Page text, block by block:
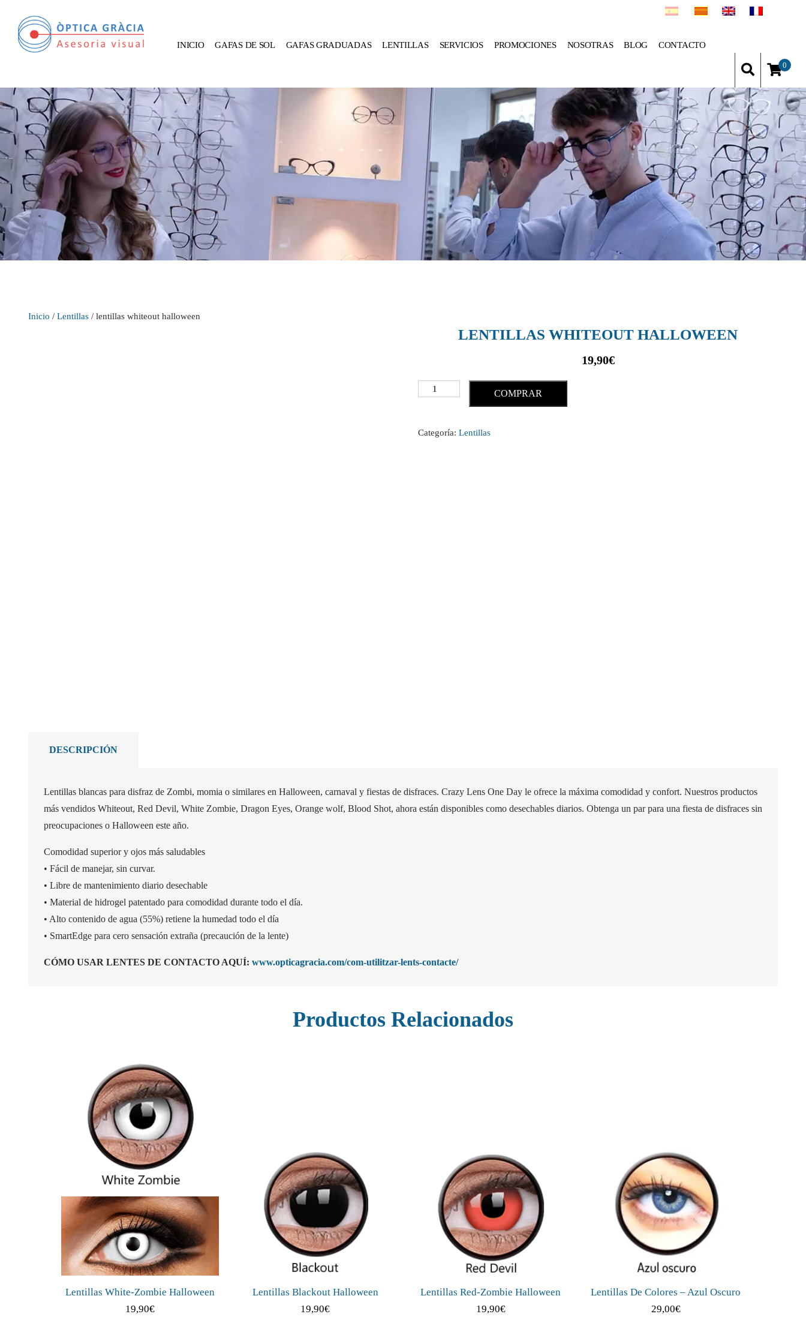
INICIO GAFAS DE SOL GAFAS GRADUADAS LENTILLAS SERVICIOS PROMOCIONES NOSOTRAS BLOG CONTACTO
0
Inicio / Lentillas / lentillas whiteout halloween
LENTILLAS WHITEOUT HALLOWEEN
19,90€
COMPRAR
Categoría: Lentillas
DESCRIPCIÓN
Lentillas blancas para disfraz de Zombi, momia o similares en Halloween, carnaval y fiestas de disfraces. Crazy Lens One Day le ofrece la máxima comodidad y confort. Nuestros productos
más vendidos Whiteout, Red Devil, White Zombie, Dragon Eyes, Orange wolf, Blood Shot, ahora están disponibles como desechables diarios. Obtenga un par para una fiesta de disfraces sin
preocupaciones o Halloween este año.
Comodidad superior y ojos más saludables
• Fácil de manejar, sin curvar.
• Libre de mantenimiento diario desechable
• Material de hidrogel patentado para comodidad durante todo el día.
• Alto contenido de agua (55%) retiene la humedad todo el día
• SmartEdge para cero sensación extraña (precaución de la lente)
CÓMO USAR LENTES DE CONTACTO AQUÍ: www.opticagracia.com/com-utilitzar-lents-contacte/
Productos Relacionados
Lentillas White-Zombie Halloween
19,90€
Lentillas Blackout Halloween
19,90€
Lentillas Red-Zombie Halloween
19,90€
Lentillas De Colores – Azul Oscuro
29,00€